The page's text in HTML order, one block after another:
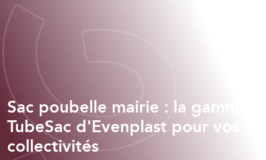
Sac poubelle mairie : la gamme
TubeSac d'Evenplast pour vos
collectivités